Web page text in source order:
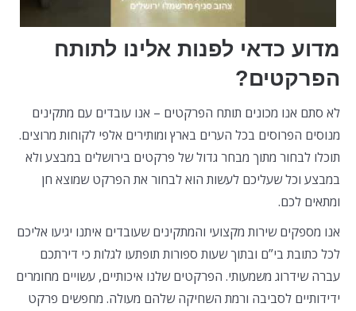
מדוע כדאי לפנות אלינו לתותח
הפרקטים?
לא סתם אנו מכונים תותח הפרקטים – אנו עובדים עם מתקינים
מנוסים הפרוסים בכל הערים בארץ ומותירים אלפי לקוחות מרוצים.
תוכלו לבחור מתוך מבחר גדול של פרקטים בירושלים במבצע ולא
במבצע וכל שעליכם לעשות הוא לבחור את הפרקט שמוצא חן
ומתאים לכם.
אנו מספקים שירות מקצועי והמתקינים שעובדים איתנו יגיעו אליכם
לכל כתובת בי”ם ובתוך שעות ספורות תופתעו לגלות כי דירתכם
עברה שידרוג משמעותי. הפרקטים שלנו איכותיים, עשויים מחומרים
ידידותיים לסביבה ורמת השחיקה שלהם מעולה. מחפשים פרקט